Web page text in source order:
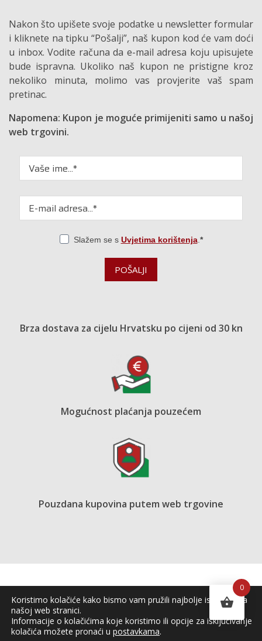
Nakon što upišete svoje podatke u newsletter formular
i kliknete na tipku “Pošalji”, naš kupon kod će vam doći
u inbox. Vodite računa da e-mail adresa koju upisujete
bude ispravna. Ukoliko naš kupon ne pristigne kroz
nekoliko minuta, molimo vas provjerite vaš spam
pretinac.
Napomena: Kupon je moguće primijeniti samo u našoj
web trgovini.
Slažem se s Uvjetima korištenja.
POŠALJI
Brza dostava za cijelu Hrvatsku po cijeni od 30 kn
Mogućnost plaćanja pouzećem
Pouzdana kupovina putem web trgovine
Copyright © 2026 OPG Ljubičin vrt
Koristimo kolačiće kako bismo vam pružili najbolje iskustvo na
našoj web stranici.
Informacije o kolačićima koje koristimo ili opcije za isključivanje
kolačića možete pronaći u postavkama.
0